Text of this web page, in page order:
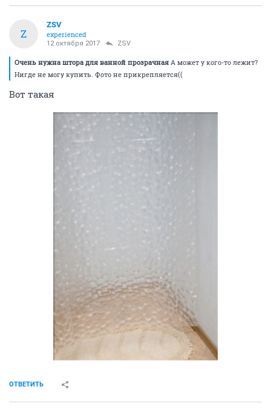
Z
ZSV
experienced
12 октября 2017 ZSV
Очень нужна штора для ванной прозрачная А может у кого-то лежит?
Нигде не могу купить. Фото не прикрепляется((
Вот такая
ОТВЕТИТЬ